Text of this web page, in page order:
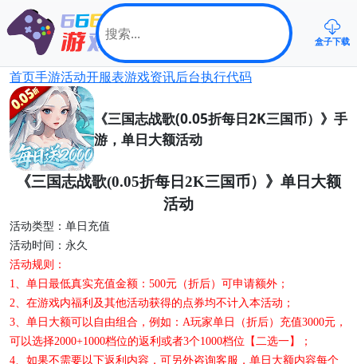
盒子下载
首页手游活动开服表游戏资讯后台执行代码
《三国志战歌(0.05折每日2K三国币）》手
游，单日大额活动
《三国志战歌(0.05折每日2K三国币）》单日大额
活动
活动类型： 单日充值
活动时间： 永久
活动规则：
1、 单日最低真实充值金额： 500元（折后） 可申请额外 ；
2、在游戏内福利及其他活动获得的点券均不计入本活动；
3、单日大额可以自由组合，例如：A玩家单日（折后）充值3000元，
可以选择2000+1000档位的返利或者3个1000档位【二选一】；
4、如果不需要以下返利内容，可另外咨询客服， 单日大额内容每个